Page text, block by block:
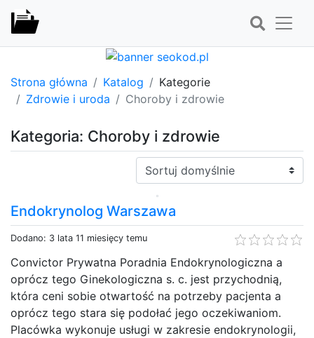
Strona główna Katalog
Kategorie
Zdrowie i uroda
Choroby i zdrowie
Kategoria: Choroby i zdrowie
Sortuj:
Endokrynolog Warszawa
Dodano: 3 lata 11 miesięcy temu
Convictor Prywatna Poradnia Endokrynologiczna a
oprócz tego Ginekologiczna s. c. jest przychodnią,
która ceni sobie otwartość na potrzeby pacjenta a
oprócz tego stara się podołać jego oczekiwaniom.
Placówka wykonuje usługi w zakresie endokrynologii,